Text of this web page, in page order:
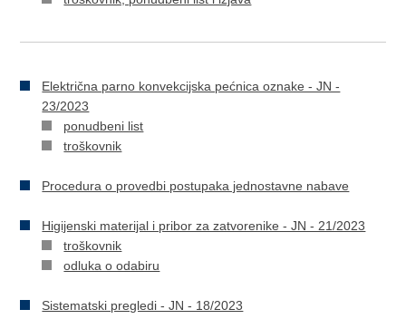
Električna parno konvekcijska pećnica oznake - JN -
23/2023
ponudbeni list
troškovnik
Procedura o provedbi postupaka jednostavne nabave
Higijenski materijal i pribor za zatvorenike - JN - 21/2023
troškovnik
odluka o odabiru
Sistematski pregledi - JN - 18/2023